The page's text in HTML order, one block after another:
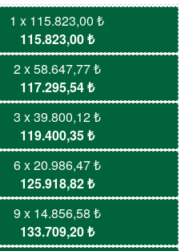
1 x 115.823,00 ₺
115.823,00 ₺
2 x 58.647,77 ₺
117.295,54 ₺
3 x 39.800,12 ₺
119.400,35 ₺
6 x 20.986,47 ₺
125.918,82 ₺
9 x 14.856,58 ₺
133.709,20 ₺